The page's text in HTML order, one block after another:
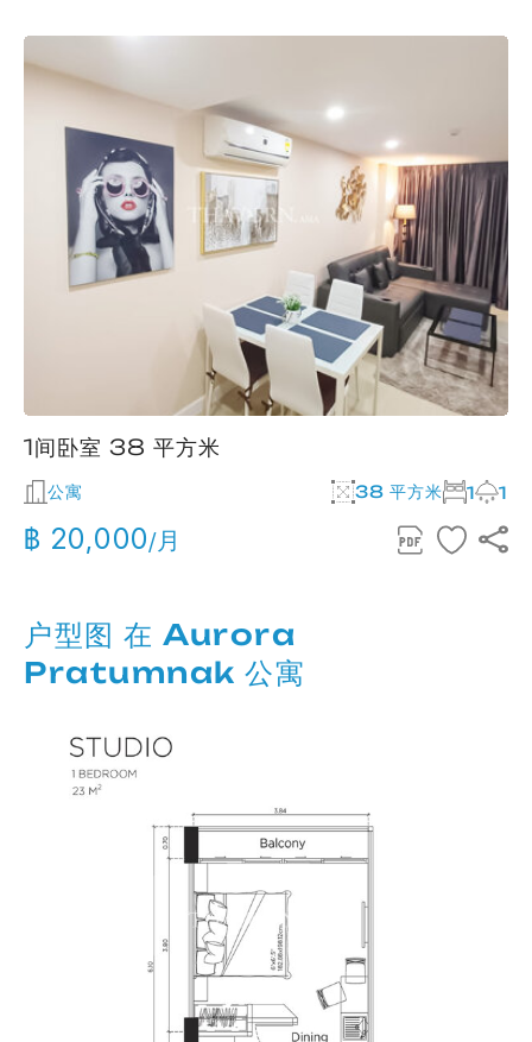
1间卧室 38 平方米
公寓 38 平方米 1 1
฿ 20,000/月
户型图 在 Aurora
Pratumnak 公寓